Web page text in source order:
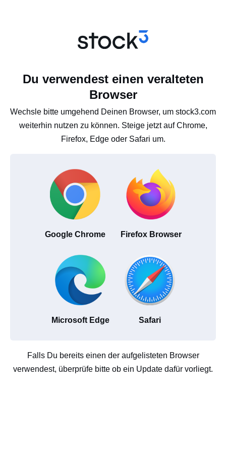
Du verwendest einen veralteten
Browser
Wechsle bitte umgehend Deinen Browser, um stock3.com
weiterhin nutzen zu können. Steige jetzt auf Chrome,
Firefox, Edge oder Safari um.
Google Chrome Firefox Browser
Microsoft Edge Safari
Falls Du bereits einen der aufgelisteten Browser
verwendest, überprüfe bitte ob ein Update dafür vorliegt.